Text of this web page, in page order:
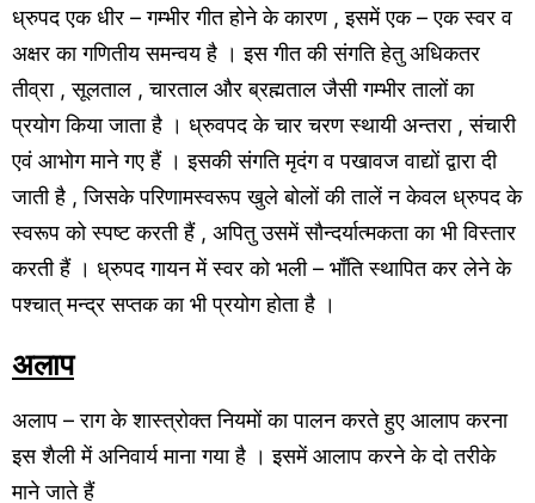
ध्रुपद एक धीर – गम्भीर गीत होने के कारण , इसमें एक – एक स्वर व
अक्षर का गणितीय समन्वय है । इस गीत की संगति हेतु अधिकतर
तीव्रा , सूलताल , चारताल और ब्रह्मताल जैसी गम्भीर तालों का
प्रयोग किया जाता है । ध्रुवपद के चार चरण स्थायी अन्तरा , संचारी
एवं आभोग माने गए हैं । इसकी संगति मृदंग व पखावज वाद्यों द्वारा दी
जाती है , जिसके परिणामस्वरूप खुले बोलों की तालें न केवल ध्रुपद के
स्वरूप को स्पष्ट करती हैं , अपितु उसमें सौन्दर्यात्मकता का भी विस्तार
करती हैं । ध्रुपद गायन में स्वर को भली – भाँति स्थापित कर लेने के
पश्चात् मन्द्र सप्तक का भी प्रयोग होता है ।
अलाप
अलाप – राग के शास्त्रोक्त नियमों का पालन करते हुए आलाप करना
इस शैली में अनिवार्य माना गया है । इसमें आलाप करने के दो तरीके
माने जाते हैं